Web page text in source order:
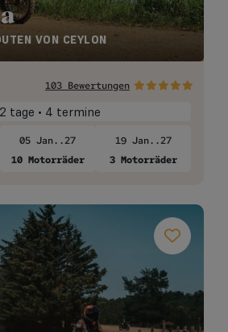
VON CEYLON
103 Bewertungen
tage • 4 termine
05 Jan..27
10 Motorräder
19 Jan..27
3 Motorräder